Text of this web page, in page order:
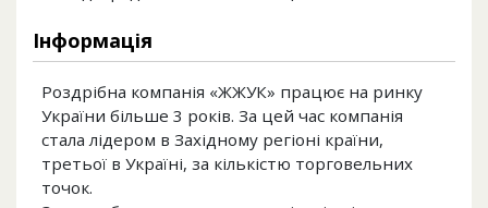
Інформація
Роздрібна компанія «ЖЖУК» працює на ринку
України більше 3 років. За цей час компанія
стала лідером в Західному регіоні країни,
третьої в Україні, за кількістю торговельних
точок.